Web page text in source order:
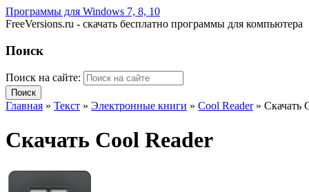
Программы для Windows 7, 8, 10
FreeVersions.ru - скачать бесплатно программы для компьютера
Поиск
Поиск на сайте:
Главная » Текст » Электронные книги » Cool Reader» Скачать
Скачать Cool Reader